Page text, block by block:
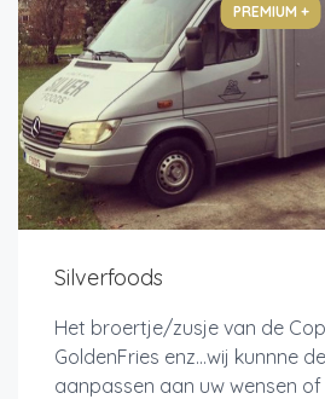
PREMIUM +
Silverfoods
Het broertje/zusje van de
GoldenFries enz...wij kunnne
aanpassen aan uw wensen